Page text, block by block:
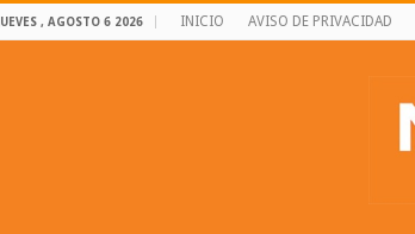
JUEVES , AGOSTO 6 2026 INICIO AVISO DE PRIVACIDAD